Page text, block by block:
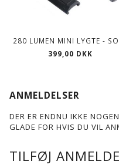
280 LUMEN MINI LYGTE -
399,00 DKK
ANMELDELSER
DER ER ENDNU IKKE
GLADE FOR HVIS DU VIL
TILFØJ